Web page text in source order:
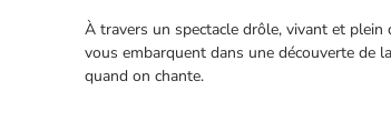
À travers un spectacle drôle, vivant et plein
vous embarquent dans une découverte de
quand on chante.